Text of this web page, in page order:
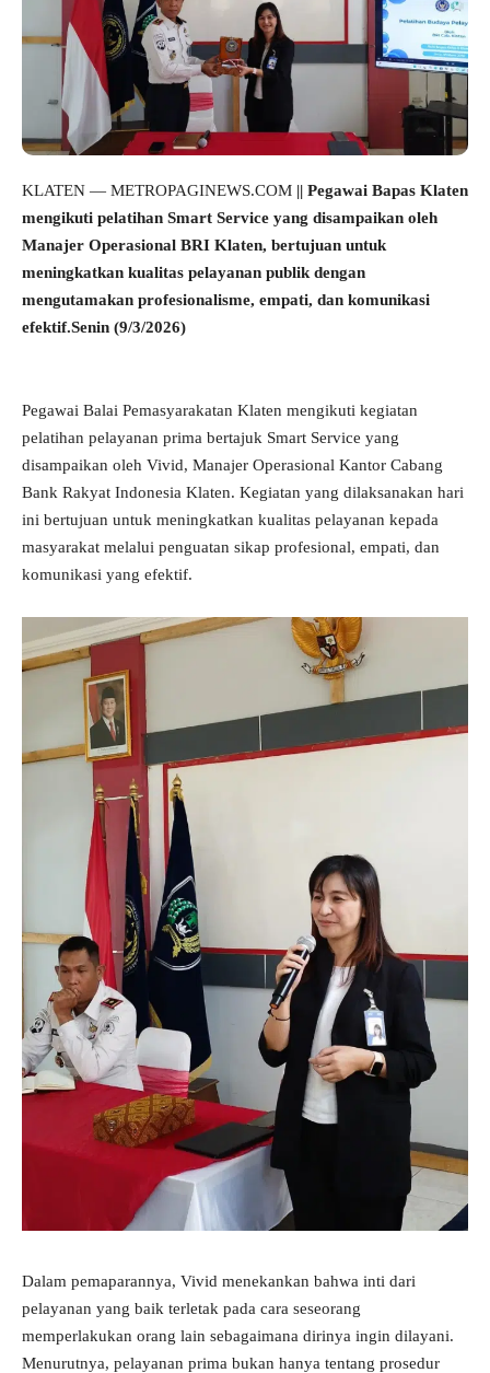
KLATEN — METROPAGINEWS.COM || Pegawai Bapas Klaten
mengikuti pelatihan Smart Service yang disampaikan oleh
Manajer Operasional BRI Klaten, bertujuan untuk
meningkatkan kualitas pelayanan publik dengan
mengutamakan profesionalisme, empati, dan komunikasi
efektif.Senin (9/3/2026)
Pegawai Balai Pemasyarakatan Klaten mengikuti kegiatan
pelatihan pelayanan prima bertajuk Smart Service yang
disampaikan oleh Vivid, Manajer Operasional Kantor Cabang
Bank Rakyat Indonesia Klaten. Kegiatan yang dilaksanakan hari
ini bertujuan untuk meningkatkan kualitas pelayanan kepada
masyarakat melalui penguatan sikap profesional, empati, dan
komunikasi yang efektif.
Dalam pemaparannya, Vivid menekankan bahwa inti dari
pelayanan yang baik terletak pada cara seseorang
memperlakukan orang lain sebagaimana dirinya ingin dilayani.
Menurutnya, pelayanan prima bukan hanya tentang prosedur